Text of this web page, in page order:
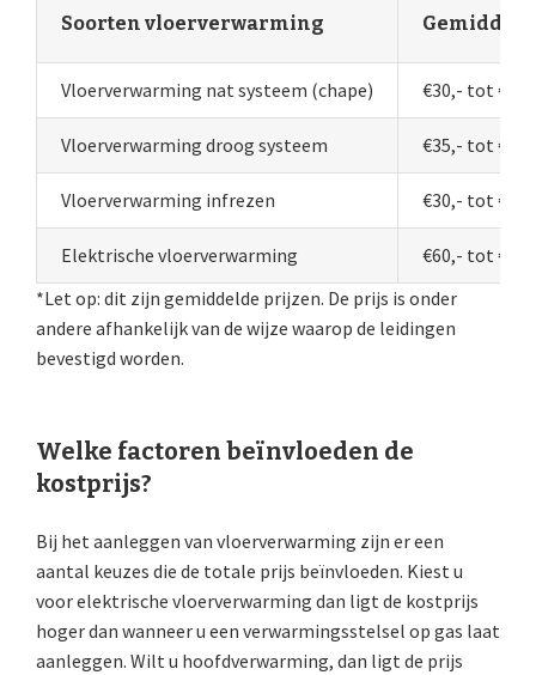
Soorten vloerverwarming
Vloerverwarming nat systeem (chape) €30,- tot
Vloerverwarming droog systeem €35,- tot
Vloerverwarming infrezen €30,- tot
Elektrische vloerverwarming
€60,- tot
*Let op: dit zijn gemiddelde prijzen. De prijs is onder
andere afhankelijk van de wijze waarop de leidingen
bevestigd worden.
Welke factoren beïnvloeden de
kostprijs?
Bij het aanleggen van vloerverwarming zijn er een
aantal keuzes die de totale prijs beïnvloeden. Kiest u
voor elektrische vloerverwarming dan ligt de kostprijs
hoger dan wanneer u een verwarmingsstelsel op gas laat
aanleggen. Wilt u hoofdverwarming, dan ligt de prijs